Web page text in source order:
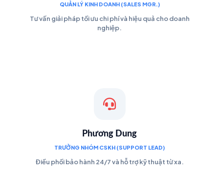
QUẢN LÝ KINH DOANH (SALES MGR.)
Tư vấn giải pháp tối ưu chi phí và hiệu quả cho doanh
nghiệp.
Phương Dung
TRƯỞNG NHÓM CSKH (SUPPORT LEAD)
Điều phối bảo hành 24/7 và hỗ trợ kỹ thuật từ xa.